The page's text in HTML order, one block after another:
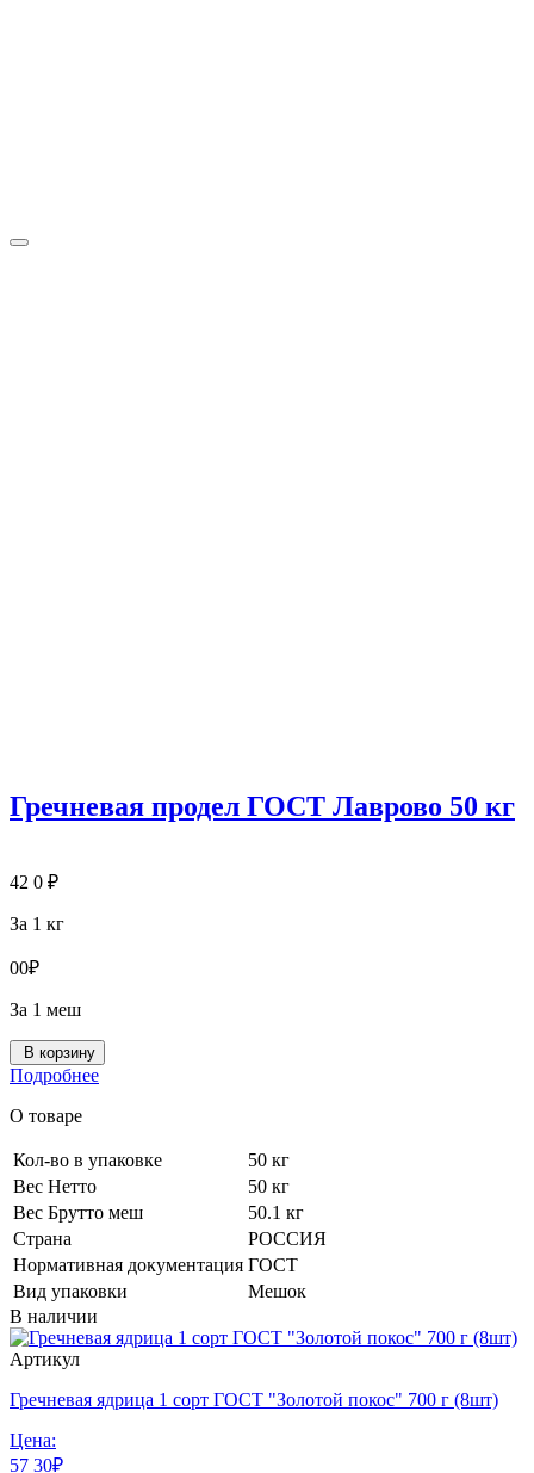
Гречневая продел ГОСТ Лаврово 50 кг
42 0 ₽
За 1 кг
00₽
За 1 меш
В корзину
Подробнее
О товаре
Кол-во в упаковке
50 кг
Вес Нетто
50 кг
Вес Брутто меш
50.1 кг
Страна
РОССИЯ
Нормативная документация ГОСТ
Вид упаковки
Мешок
В наличии
Артикул
Гречневая ядрица 1 сорт ГОСТ "Золотой покос" 700 г (8шт)
Цена:
57 30₽